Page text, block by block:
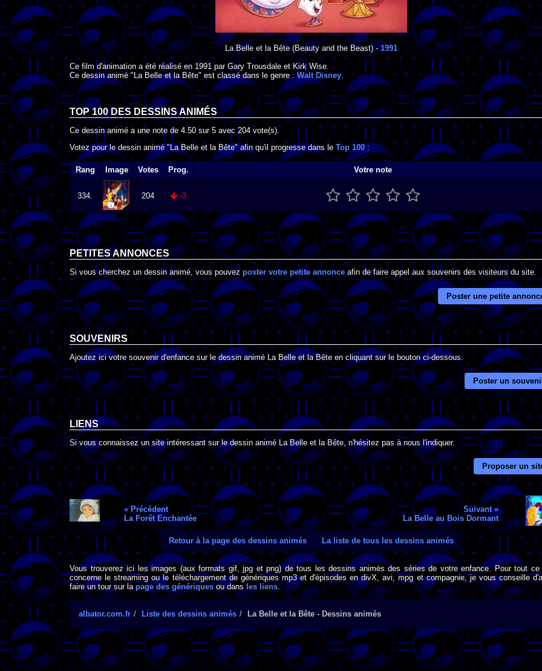
La Belle et la Bête(Beauty and the Beast) -1991
Ce film d'animation a été réalisé en 1991 par Gary Trousdale et Kirk Wise.
Ce dessin animé "La Belle et la Bête" est classé dans le genre :Walt Disney.
TOP 100 DES DESSINS ANIMÉS
Ce dessin animé a une note de 4.50 sur 5 avec 204 vote(s).
Votez pour le dessin animé "La Belle et la Bête" afin qu'il progresse dans le Top 100 :
Rang Image Votes Prog. Votre note
334. 204 -3
PETITES ANNONCES
Si vous cherchez un dessin animé, vous pouvez poster votre petite annonce afin de faire appel aux souvenirs des visiteurs du site.
Poster une petite
SOUVENIRS
Ajoutez ici votre souvenir d'enfance sur le dessin animé La Belle et la Bête en cliquant sur le bouton ci-dessous.
Poster un
LIENS
Si vous connaissez un site intéressant sur le dessin animé La Belle et la Bête, n'hésitez pas à nous l'indiquer.
Proposer un
« Précédent
La Forêt Enchantée
Suivant »
La Belle au Bois Dormant
Retour à la page des dessins animés La liste de tous les dessins animés
Vous trouverez ici les images (aux formats gif, jpg et png) de tous les dessins animés des séries de votre enfance. Pour tout ce
concerne le streaming ou le téléchargement de génériques mp3 et d'épisodes en divX, avi, mpg et compagnie, je vous conseille
faire un tour sur la page des génériquesou dansles liens.
albator.com.fr Liste des dessins animés La Belle et la Bête - Dessins animés